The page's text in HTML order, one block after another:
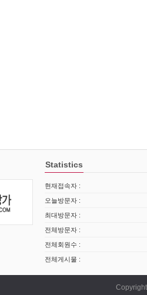
Statistics
현재접속자 :
오늘방문자 :
최대방문자 :
전체방문자 :
전체회원수 :
전체게시물 :